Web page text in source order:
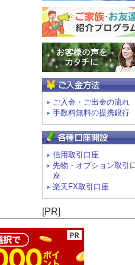
ご入金・ご出金の流れ
手数料無料の提携銀行
信用取引口座
先物・オプション取引
座
楽天FX取引口座
[PR]